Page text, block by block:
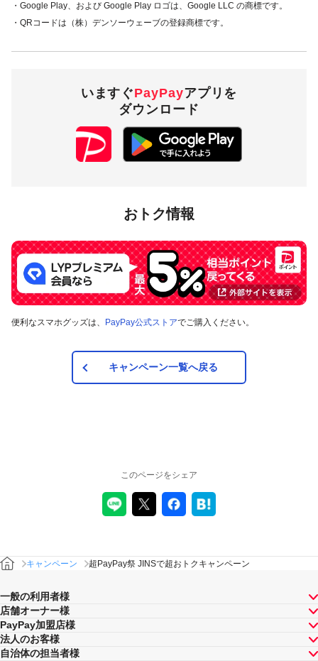
・Google Play、および Google Play ロゴは、Google LLC の商標です。
・QRコードは（株）デンソーウェーブの登録商標です。
いますぐPayPayアプリを
ダウンロード
おトク情報
便利なスマホグッズは、 PayPay公式ストアでご購入ください。
キャンペーン一覧へ戻る
このページをシェア
キャンペーン 超PayPay祭 JINSで超おトクキャンペーン
一般の利用者様
店舗オーナー様
PayPay加盟店様
法人のお客様
自治体の担当者様